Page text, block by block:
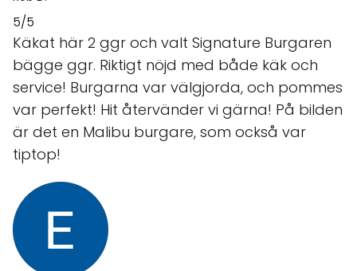
5/5
Käkat här 2 ggr och valt Signature Burgaren
bägge ggr. Riktigt nöjd med både käk och
service! Burgarna var välgjorda, och pommes
var perfekt! Hit återvänder vi gärna! På bilden
är det en Malibu burgare, som också var
tiptop!